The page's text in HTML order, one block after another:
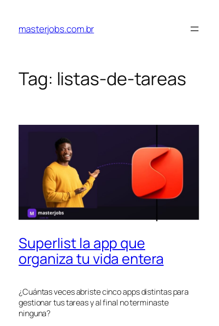
masterjobs.com.br
Tag: listas-de-tareas
Superlist la app que
organiza tu vida entera
¿Cuántas veces abriste cinco apps distintas para
gestionar tus tareas y al final no terminaste
ninguna?